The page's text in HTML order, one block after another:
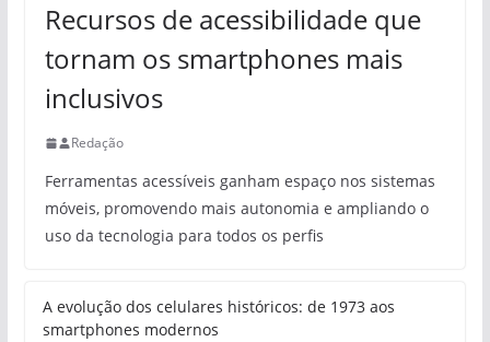
Recursos de acessibilidade que
tornam os smartphones mais
inclusivos
Redação
Ferramentas acessíveis ganham espaço nos sistemas
móveis, promovendo mais autonomia e ampliando o
uso da tecnologia para todos os perfis
A evolução dos celulares históricos: de 1973 aos
smartphones modernos